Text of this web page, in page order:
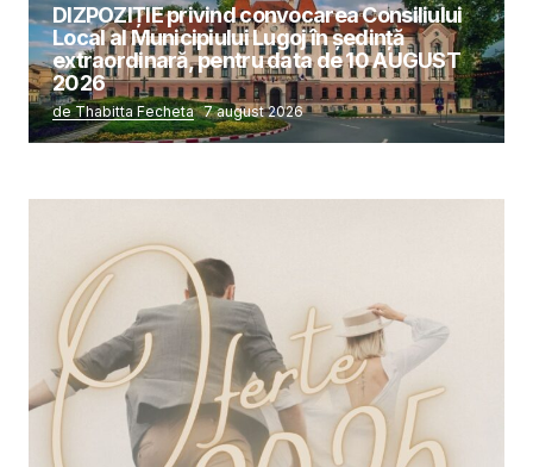
DIZPOZIȚIE privind convocarea Consiliului
Local al Municipiului Lugoj în şedinţă
extraordinară, pentru data de 10 AUGUST
2026
de Thabitta Fecheta 7 august 2026